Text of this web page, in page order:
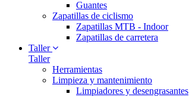
Guantes
Zapatillas de ciclismo
Zapatillas MTB - Indoor
Zapatillas de carretera
Taller
Taller
Herramientas
Limpieza y mantenimiento
Limpiadores y desengrasantes